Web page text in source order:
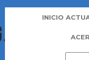
INICIO